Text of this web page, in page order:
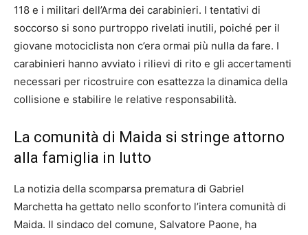
118 e i militari dell’Arma dei carabinieri. I tentativi di
soccorso si sono purtroppo rivelati inutili, poiché per il
giovane motociclista non c’era ormai più nulla da fare. I
carabinieri hanno avviato i rilievi di rito e gli accertamenti
necessari per ricostruire con esattezza la dinamica della
collisione e stabilire le relative responsabilità.
La comunità di Maida si stringe attorno
alla famiglia in lutto
La notizia della scomparsa prematura di Gabriel
Marchetta ha gettato nello sconforto l’intera comunità di
Maida. Il sindaco del comune, Salvatore Paone, ha